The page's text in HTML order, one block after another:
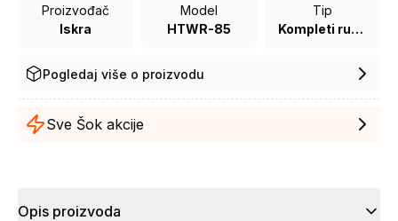
Proizvođač
Iskra
Model
HTWR-85
Tip
Kompleti ručnog alata
Pogledaj više o proizvodu
Sve Šok akcije
Opis proizvoda